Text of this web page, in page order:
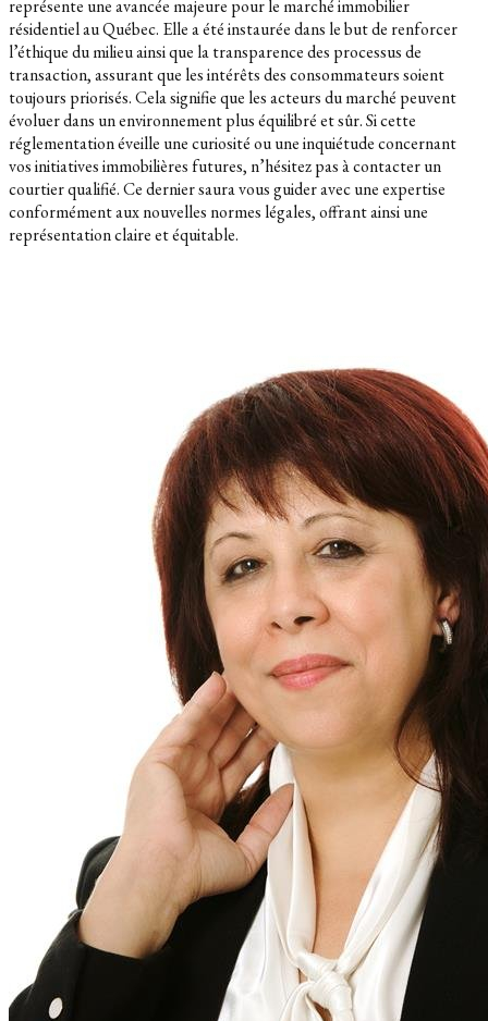
représente une avancée majeure pour le marché immobilier
résidentiel au Québec. Elle a été instaurée dans le but de renforcer
l’éthique du milieu ainsi que la transparence des processus de
transaction, assurant que les intérêts des consommateurs soient
toujours priorisés. Cela signifie que les acteurs du marché peuvent
évoluer dans un environnement plus équilibré et sûr. Si cette
réglementation éveille une curiosité ou une inquiétude concernant
vos initiatives immobilières futures, n’hésitez pas à contacter un
courtier qualifié. Ce dernier saura vous guider avec une expertise
conformément aux nouvelles normes légales, offrant ainsi une
représentation claire et équitable.